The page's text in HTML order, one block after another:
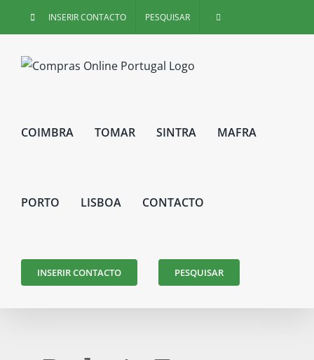
INSERIR CONTACTO PESQUISAR
COIMBRA TOMAR SINTRA MAFRA
PORTO LISBOA CONTACTO
INSERIR CONTACTO PESQUISAR